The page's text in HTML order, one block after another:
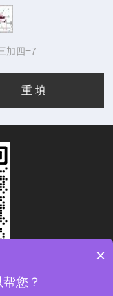
加四=7
×
您？